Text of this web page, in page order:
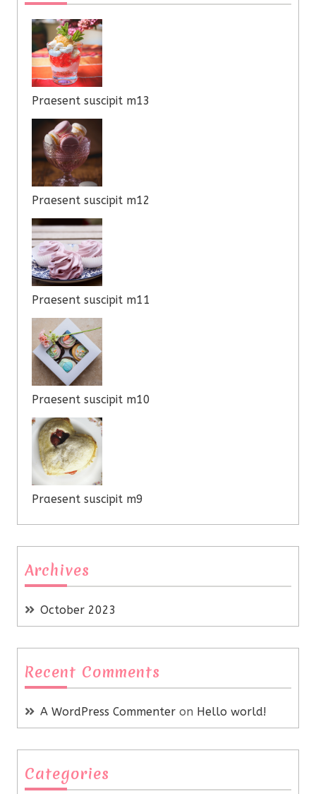
Praesent suscipit m13
Praesent suscipit m12
Praesent suscipit m11
Praesent suscipit m10
Praesent suscipit m9
Archives
October 2023
Recent Comments
A WordPress Commenter on Hello world!
Categories